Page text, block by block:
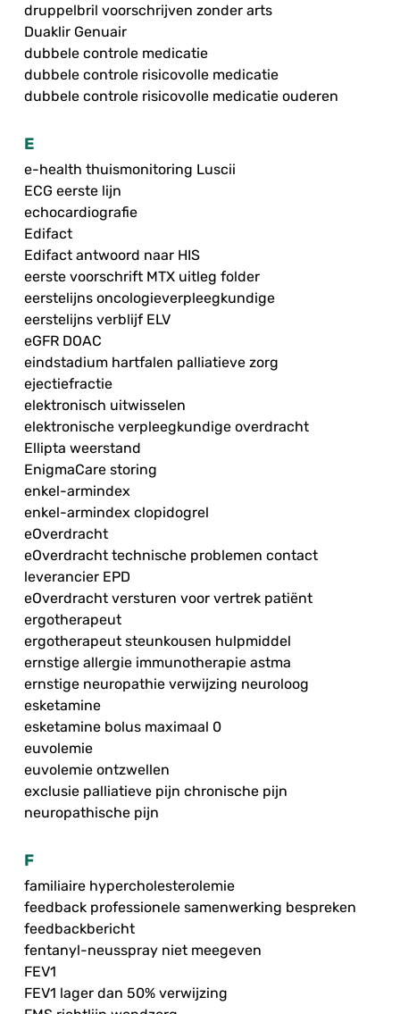
druppelbril voorschrijven zonder arts
Duaklir Genuair
dubbele controle medicatie
dubbele controle risicovolle medicatie
dubbele controle risicovolle medicatie ouderen
E
e-health thuismonitoring Luscii
ECG eerste lijn
echocardiografie
Edifact
Edifact antwoord naar HIS
eerste voorschrift MTX uitleg folder
eerstelijns oncologieverpleegkundige
eerstelijns verblijf ELV
eGFR DOAC
eindstadium hartfalen palliatieve zorg
ejectiefractie
elektronisch uitwisselen
elektronische verpleegkundige overdracht
Ellipta weerstand
EnigmaCare storing
enkel-armindex
enkel-armindex clopidogrel
eOverdracht
eOverdracht technische problemen contact
leverancier EPD
eOverdracht versturen voor vertrek patiënt
ergotherapeut
ergotherapeut steunkousen hulpmiddel
ernstige allergie immunotherapie astma
ernstige neuropathie verwijzing neuroloog
esketamine
esketamine bolus maximaal 0
euvolemie
euvolemie ontzwellen
exclusie palliatieve pijn chronische pijn
neuropathische pijn
F
familiaire hypercholesterolemie
feedback professionele samenwerking bespreken
feedbackbericht
fentanyl-neusspray niet meegeven
FEV1
FEV1 lager dan 50% verwijzing